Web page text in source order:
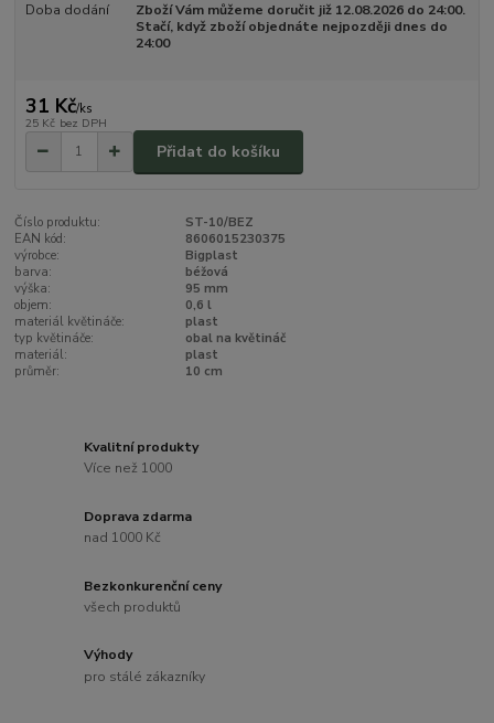
Doba dodání
Zboží Vám můžeme doručit již 12.08.2026 do 24:00.
Stačí, když zboží objednáte nejpozději dnes do
24:00
31 Kč/ks
25 Kč bez DPH
Přidat do košíku
Číslo produktu:
ST-10/BEZ
EAN kód:
8606015230375
výrobce:
Bigplast
barva:
béžová
výška:
95 mm
objem:
0,6 l
materiál květináče:
plast
typ květináče:
obal na květináč
materiál:
plast
průměr:
10 cm
Kvalitní produkty
Více než 1000
Doprava zdarma
nad 1000 Kč
Bezkonkurenční ceny
všech produktů
Výhody
pro stálé zákazníky